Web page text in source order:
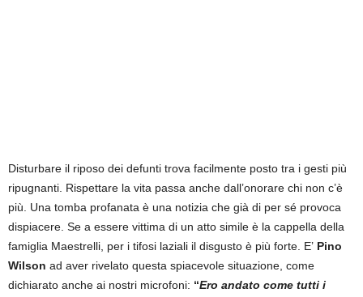
Disturbare il riposo dei defunti trova facilmente posto tra i gesti più
ripugnanti. Rispettare la vita passa anche dall’onorare chi non c’è
più. Una tomba profanata è una notizia che già di per sé provoca
dispiacere. Se a essere vittima di un atto simile è la cappella della
famiglia Maestrelli, per i tifosi laziali il disgusto è più forte. E’ Pino
Wilson ad aver rivelato questa spiacevole situazione, come
dichiarato anche ai nostri microfoni: “Ero andato come tutti i